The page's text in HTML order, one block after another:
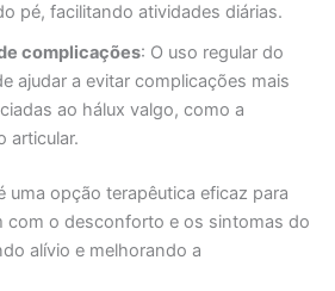
pé, facilitando atividades diárias.
complicações: O uso regular do
ajudar a evitar complicações mais
ao hálux valgo, como a
articular.
uma opção terapêutica eficaz para
com o desconforto e os sintomas do
alívio e melhorando a